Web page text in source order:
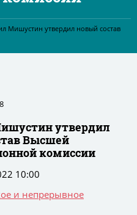
Мишустин утвердил новый состав
утвердил
Высшей
комиссии
10:00
и непрерывное